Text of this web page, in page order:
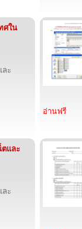
ศใน
ละ
อ่านฟรี
ตและ
ละ